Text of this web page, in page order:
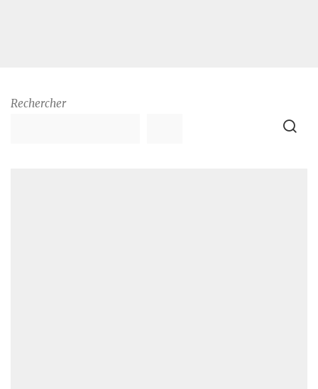
Rechercher